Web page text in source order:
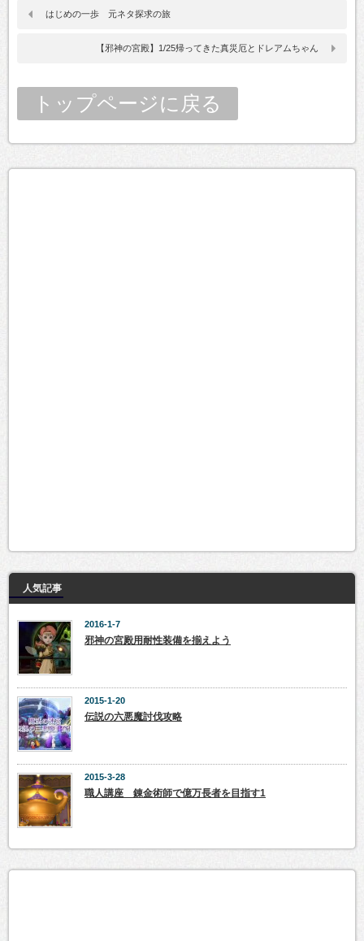
はじめの一歩 元ネタ探求の旅
【邪神の宮殿】1/25帰ってきた真災厄とドレアムちゃん
トップページに戻る
人気記事
2016-1-7
邪神の宮殿用耐性装備を揃えよう
2015-1-20
伝説の六悪魔討伐攻略
2015-3-28
職人講座 錬金術師で億万長者を目指す1